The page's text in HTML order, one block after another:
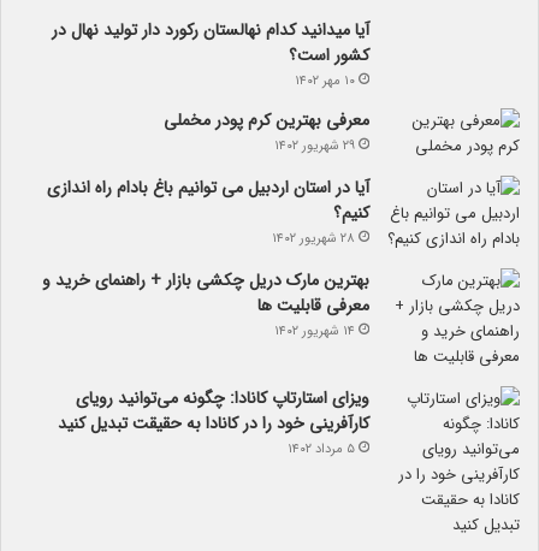
آیا می­دانید کدام نهالستان رکورد دار تولید نهال­ در
کشور است؟
۱۰ مهر ۱۴۰۲
معرفی بهترین کرم پودر مخملی
۲۹ شهریور ۱۴۰۲
آیا در استان اردبیل می توانیم باغ بادام راه اندازی
کنیم؟
۲۸ شهریور ۱۴۰۲
بهترین مارک دریل چکشی بازار + راهنمای خرید و
معرفی قابلیت ها
۱۴ شهریور ۱۴۰۲
ویزای استارتاپ کانادا: چگونه می‌توانید رویای
کارآفرینی خود را در کانادا به حقیقت تبدیل کنید
۵ مرداد ۱۴۰۲